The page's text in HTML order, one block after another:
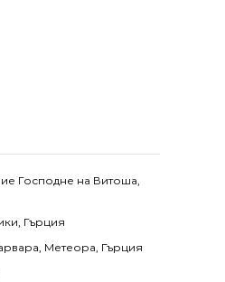
Господне на Витоша,
Гърция
Метеора, Гърция